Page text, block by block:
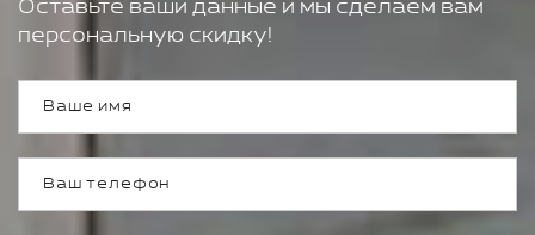
Оставьте ваши данные и мы сделаем вам
персональную скидку!